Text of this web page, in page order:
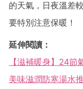
的天氣，日夜溫差
要特別注意保暖！
延伸閱讀：
【滋補暖身】24
美味滋潤防寒湯水